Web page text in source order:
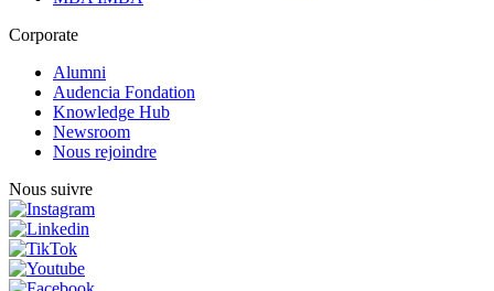
Corporate
Alumni
Audencia Fondation
Knowledge Hub
Newsroom
Nous rejoindre
Nous suivre